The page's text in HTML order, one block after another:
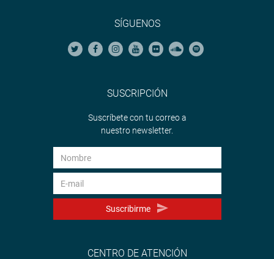
SÍGUENOS
SUSCRIPCIÓN
Suscríbete con tu correo a
nuestro newsletter.
Suscribirme
CENTRO DE ATENCIÓN